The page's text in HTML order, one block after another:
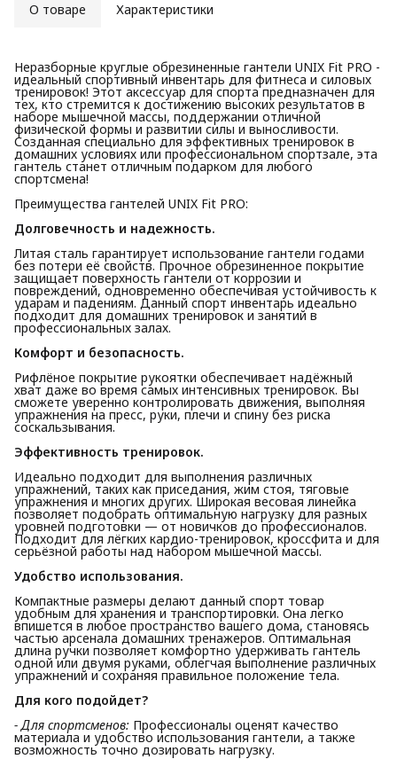
О товаре Характеристики
Неразборные круглые обрезиненные гантели UNIX Fit PRO -
идеальный спортивный инвентарь для фитнеса и силовых
тренировок! Этот аксессуар для спорта предназначен для
тех, кто стремится к достижению высоких результатов в
наборе мышечной массы, поддержании отличной
физической формы и развитии силы и выносливости.
Созданная специально для эффективных тренировок в
домашних условиях или профессиональном спортзале, эта
гантель станет отличным подарком для любого
спортсмена!
Преимущества гантелей UNIX Fit PRO:
Долговечность и надежность.
Литая сталь гарантирует использование гантели годами
без потери её свойств. Прочное обрезиненное покрытие
защищает поверхность гантели от коррозии и
повреждений, одновременно обеспечивая устойчивость к
ударам и падениям. Данный спорт инвентарь идеально
подходит для домашних тренировок и занятий в
профессиональных залах.
Комфорт и безопасность.
Рифлёное покрытие рукоятки обеспечивает надёжный
хват даже во время самых интенсивных тренировок. Вы
сможете уверенно контролировать движения, выполняя
упражнения на пресс, руки, плечи и спину без риска
соскальзывания.
Эффективность тренировок.
Идеально подходит для выполнения различных
упражнений, таких как приседания, жим стоя, тяговые
упражнения и многих других. Широкая весовая линейка
позволяет подобрать оптимальную нагрузку для разных
уровней подготовки — от новичков до профессионалов.
Подходит для лёгких кардио-тренировок, кроссфита и для
серьёзной работы над набором мышечной массы.
Удобство использования.
Компактные размеры делают данный спорт товар
удобным для хранения и транспортировки. Она легко
впишется в любое пространство вашего дома, становясь
частью арсенала домашних тренажеров. Оптимальная
длина ручки позволяет комфортно удерживать гантель
одной или двумя руками, облегчая выполнение различных
упражнений и сохраняя правильное положение тела.
Для кого подойдет?
- Для спортсменов: Профессионалы оценят качество
материала и удобство использования гантели, а также
возможность точно дозировать нагрузку.